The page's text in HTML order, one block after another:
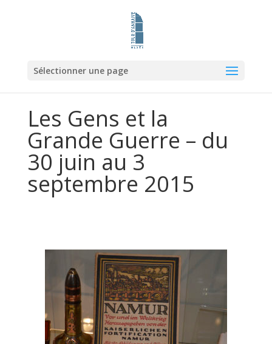
Sélectionner une page
Les Gens et la
Grande Guerre – du
30 juin au 3
septembre 2015